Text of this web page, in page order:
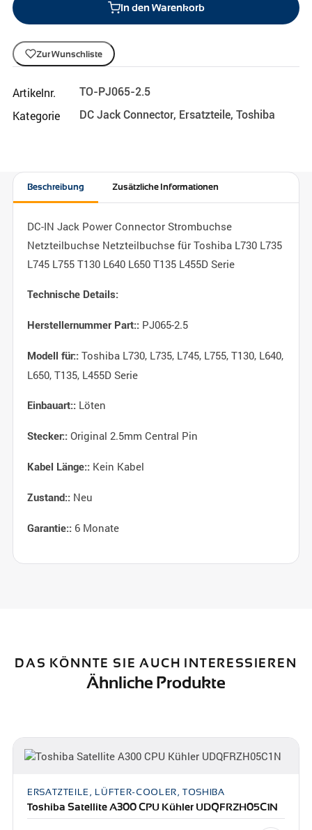
In den Warenkorb
Zur Wunschliste
Artikelnr. TO-PJ065-2.5
Kategorie DC Jack Connector, Ersatzteile, Toshiba
Beschreibung Zusätzliche Informationen
DC-IN Jack Power Connector Strombuchse
Netzteilbuchse Netzteilbuchse für Toshiba L730 L735
L745 L755 T130 L640 L650 T135 L455D Serie
Technische Details:
Herstellernummer Part::PJ065-2.5
Modell für::Toshiba L730, L735, L745, L755, T130, L640,
L650, T135, L455D Serie
Einbauart::Löten
Stecker::Original 2.5mm Central Pin
Kabel Länge::Kein Kabel
Zustand::Neu
Garantie::6 Monate
DAS KÖNNTE SIE AUCH INTERESSIEREN
Ähnliche Produkte
ERSATZTEILE, LÜFTER-COOLER, TOSHIBA
Toshiba Satellite A300 CPU Kühler UDQFRZH05C1N